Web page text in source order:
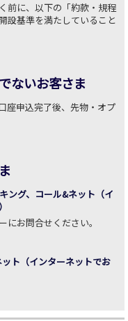
前に、以下の「約款・規程
設基準を満たしていること
ないお客さま
座申込完了後、先物・オプ
ング、コール&ネット（イ
お問合せください。
ト（インターネットでお